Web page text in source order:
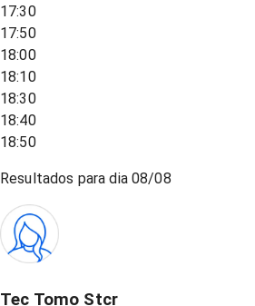
17:30
17:50
18:00
18:10
18:30
18:40
18:50
Resultados para dia08/08
Tec Tomo Stcr